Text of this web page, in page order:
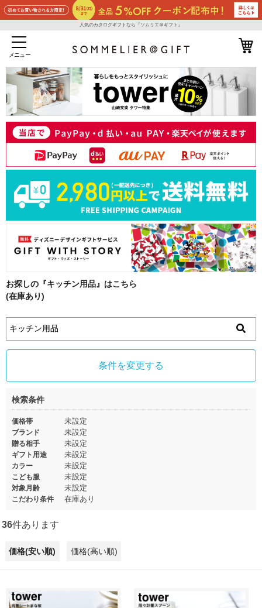
人気のカタログギフトなら『ソムリエ＠ギフト』
メニュー
お探しの『キッチン用品』はこちら
(在庫あり)
条件を変更する
検索条件
価格帯 未設定
ブランド 未設定
贈る相手 未設定
ギフト用途 未設定
カラー 未設定
こども服 未設定
対象月齢 未設定
こだわり条件 在庫あり
36件あります
価格(安い順) 価格(高い順)